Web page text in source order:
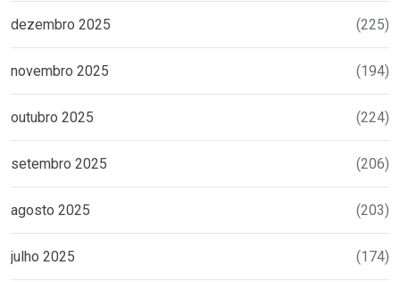
dezembro 2025 (225)
novembro 2025 (194)
outubro 2025 (224)
setembro 2025 (206)
agosto 2025 (203)
julho 2025 (174)